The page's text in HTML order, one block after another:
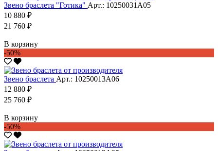
Звено браслета "Готика" Арт.: 10250031А05
10 880 ₽
21 760 ₽
В корзину
-50%
Звено браслета Арт.: 10250013А06
12 880 ₽
25 760 ₽
В корзину
-50%